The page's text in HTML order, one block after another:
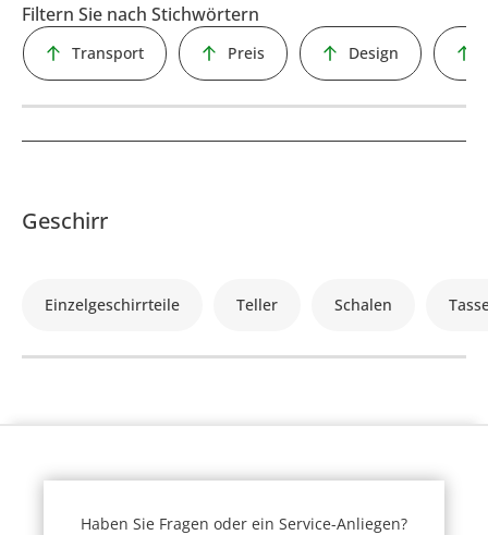
Filtern Sie nach Stichwörtern
Transport Preis Design
Geschirr
Einzelgeschirrteile Teller Schalen
Haben Sie Fragen oder ein Service-Anliegen?